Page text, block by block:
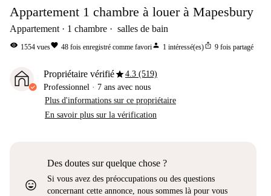
Appartement 1 chambre à louer à Mapesbury
Appartement 1 chambre salles de bain
visibility 1554 vuesfavorite 48 fois enregistré comme favoriperson 1 intéressé(es)ios_share 9 fois partagé
Propriétaire vérifiéstar4.3 (519)
Professionnel · 7 ans avec nous
Plus d'informations sur ce propriétaire
En savoir plus sur la vérification
sentiment_very_satisfied
Des doutes sur quelque chose ?
Si vous avez des préoccupations ou des questions
concernant cette annonce, nous sommes là pour vous